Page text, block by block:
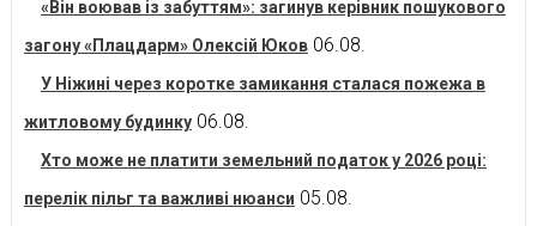
«Він воював із забуттям»: загинув керівник пошукового
загону «Плацдарм» Олексій Юков 06.08.
У Ніжині через коротке замикання сталася пожежа в
житловому будинку 06.08.
Хто може не платити земельний податок у 2026 році:
перелік пільг та важливі нюанси 05.08.